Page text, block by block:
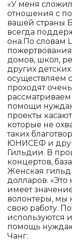
«У меня
отношения с
вашей страны
всегда
она.По словам
домов, школ,
других
осуществляем
проходят
помощи
проекты
которые не
таких
ЮНИСЕФ и
Гильдии. В
концертов,
Женская
долларов.
имеет
волонтеры, мы
свою работу.
используются
помощь
Чанг.